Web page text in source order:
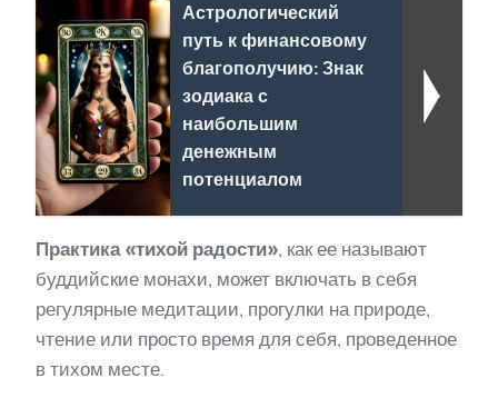
Астрологический
путь к финансовому
благополучию: Знак
зодиака с
наибольшим
денежным
потенциалом
Практика «тихой радости», как ее называют
буддийские монахи, может включать в себя
регулярные медитации, прогулки на природе,
чтение или просто время для себя, проведенное
в тихом месте.